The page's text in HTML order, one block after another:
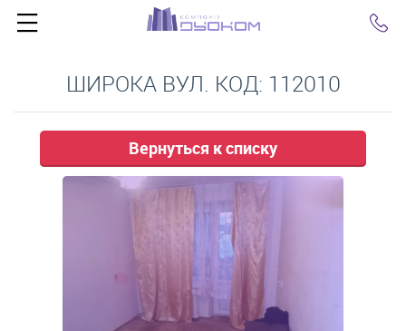
ШИРОКА ВУЛ. КОД: 112010
Вернуться к списку